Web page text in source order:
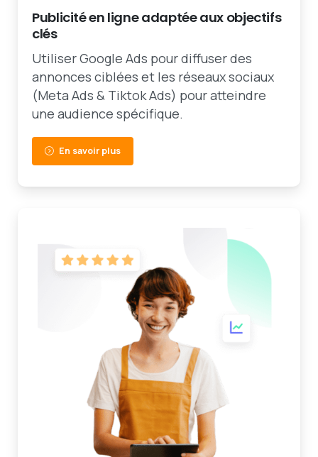
Publicité en ligne adaptée aux objectifs
clés
Utiliser Google Ads pour diffuser des
annonces ciblées et les réseaux sociaux
(Meta Ads & Tiktok Ads) pour atteindre
une audience spécifique.
En savoir plus